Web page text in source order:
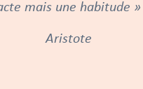
mais une habitude »
Aristote